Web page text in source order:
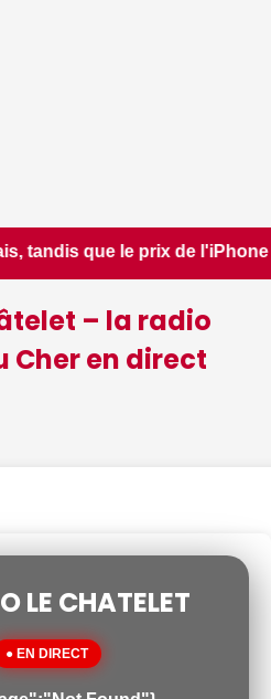
Ultra est encore
– la radio
Cher en direct
LE CHATELET
● EN DIRECT